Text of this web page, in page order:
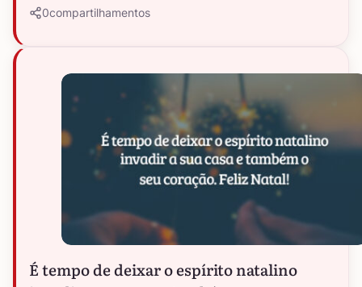
0compartilhamentos
É tempo de deixar o espírito natalino